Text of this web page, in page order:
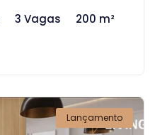
3 Vagas 200 m²
Lançamento